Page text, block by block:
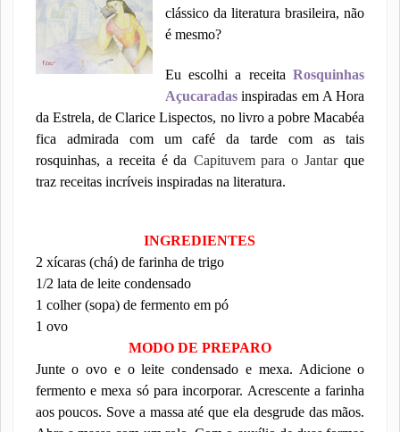
clássico da literatura brasileira, não
é mesmo?
Eu escolhi a receitaRosquinhas
Açucaradasinspiradas em A Hora
da Estrela, de Clarice Lispectos, no livro a pobre Macabéa
fica admirada com um café da tarde com as tais
rosquinhas, a receita é da Capituvem para o Jantarque
traz receitas incríveis inspiradas na literatura.
INGREDIENTES
2 xícaras (chá) de farinha de trigo
1/2 lata de leite condensado
1 colher (sopa) de fermento em pó
1 ovo
MODO DE PREPARO
Junte o ovo e o leite condensado e mexa. Adicione o
fermento e mexa só para incorporar. Acrescente a farinha
aos poucos. Sove a massa até que ela desgrude das mãos.